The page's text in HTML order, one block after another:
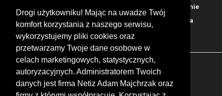
Drogi użytkowniku! Mając na uwadze Twój
komfort korzystania z naszego serwisu,
wykorzystujemy pliki cookies oraz
przetwarzamy Twoje dane osobowe w
celach marketingowych, statystycznych,
autoryzacyjnych. Administratorem Twoich
danych jest firma Netiz Adam Majchrzak oraz
Warto zobaczyć Serwisy Stacje paliw
Jedzenie
Bary Zakwaterowanie Tory Zloty Rajdy
Spotkania
Targi Giełdy Szkolenia
FOLLOW US